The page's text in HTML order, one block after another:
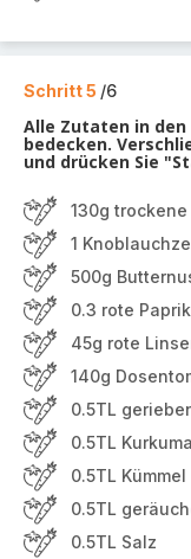
Schritt 5 /6
Alle Zutaten in
bedecken.
und drücken Sie
130g
1
500g
0.3 rote
45g rote
140g
0.5TL
0.5TL Kurkuma
0.5TL Kümmel
0.5TL
0.5TL Salz